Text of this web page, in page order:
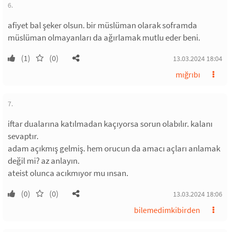
6.
afiyet bal şeker olsun. bir müslüman olarak soframda
müslüman olmayanları da ağırlamak mutlu eder beni.
(1) (0) 13.03.2024 18:04
mığrıbı
7.
iftar dualarına katılmadan kaçıyorsa sorun olabılır. kalanı
sevaptır.
adam açıkmış gelmiş. hem orucun da amacı açları anlamak
değil mi? az anlayın.
ateist olunca acıkmıyor mu ınsan.
(0) (0) 13.03.2024 18:06
bilemedimkibirden